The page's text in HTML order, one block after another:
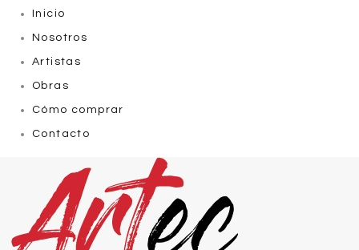
Inicio
Nosotros
Artistas
Obras
Cómo comprar
Contacto